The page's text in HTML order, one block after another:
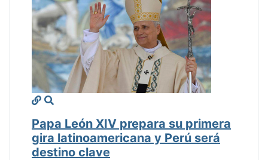
Papa León XIV prepara su primera
gira latinoamericana y Perú será
destino clave